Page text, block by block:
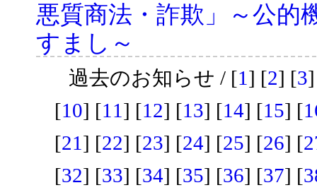
悪質商法・詐欺」～公的
すまし～
過去のお知らせ / [1 ] [2] [3
[10] [11 ] [12] [13] [14] [15] [
[21 ] [22] [23] [24] [25] [26] [
[32] [33] [34] [35] [36] [37] [